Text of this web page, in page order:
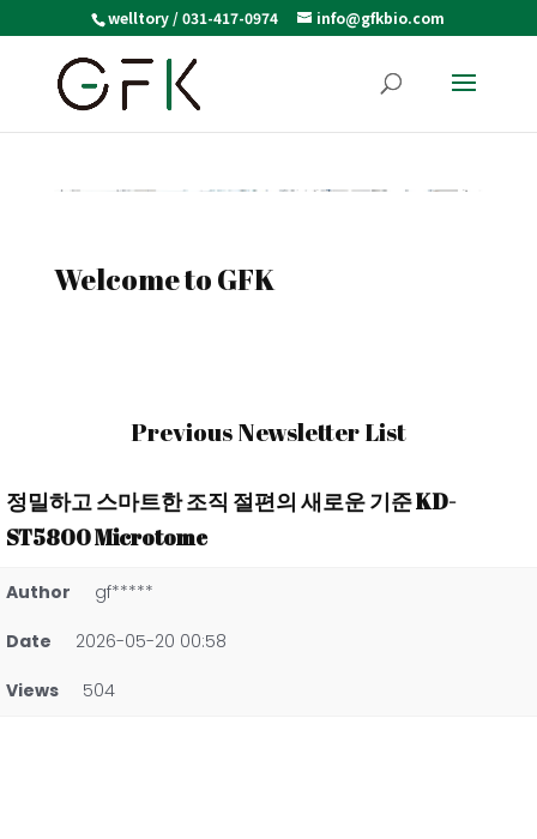
welltory / 031-417-0974 info@gfkbio.com
Welcome to GFK
Previous Newsletter List
정밀하고 스마트한 조직 절편의 새로운 기준 KD-
ST5800 Microtome
Author gf*****
Date 2026-05-20 00:58
Views 504